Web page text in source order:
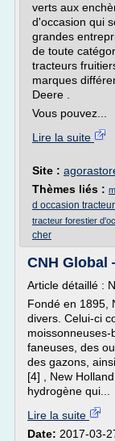
verts aux
d'occasion qui
grandes
de toute
tracteurs
marques
Deere .
Vous pouvez...
Lire la suite
Site :
Thèmes liés :
d occasion
tracteur forestier
cher
CNH
Article détaillé :
Fondé en 1895,
divers. Celui-ci
faneuses, des
des gazons,
[4] , New
hydrogène qui...
Lire la suite
Date: 2017-03-